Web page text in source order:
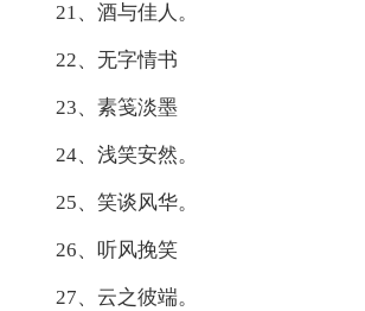
21、酒与佳人。
22、无字情书
23、素笺淡墨
24、浅笑安然。
25、笑谈风华。
26、听风挽笑
27、云之彼端。